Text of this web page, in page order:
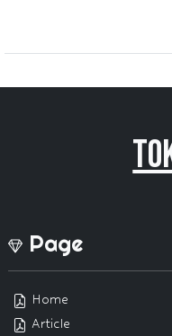
Page
Home
Article